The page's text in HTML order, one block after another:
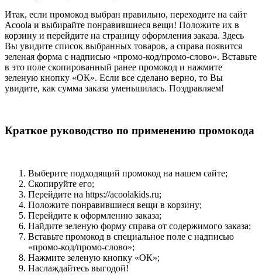
Итак, если промокод выбран правильно, переходите на сайт
Acoola и выбирайте понравившиеся вещи! Положите их в
корзину и перейдите на страницу оформления заказа. Здесь
Вы увидите список выбранных товаров, а справа появится
зеленая форма с надписью «промо-код/промо-слово». Вставьте
в это поле скопированный ранее промокод и нажмите
зеленую кнопку «ОК». Если все сделано верно, то Вы
увидите, как сумма заказа уменьшилась. Поздравляем!
Краткое руководство по применению промокода
Выберите подходящий промокод на нашем сайте;
Скопируйте его;
Перейдите на https://acoolakids.ru;
Положите понравившиеся вещи в корзину;
Перейдите к оформлению заказа;
Найдите зеленую форму справа от содержимого заказа;
Вставьте промокод в специальное поле с надписью
«промо-код/промо-слово»;
Нажмите зеленую кнопку «ОК»;
Наслаждайтесь выгодой!